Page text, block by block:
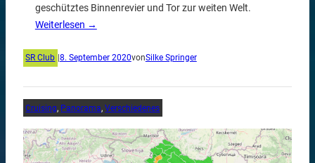
geschütztes Binnenrevier und Tor zur weiten Welt.
Weiterlesen →
SR Club 8. September 2020vonSilke Springer
Cruising, Panorama, Verschiedenes